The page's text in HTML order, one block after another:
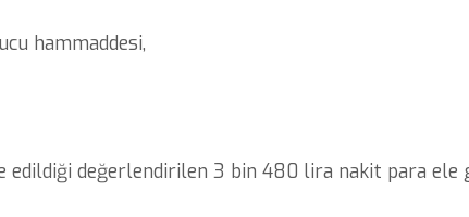
hammaddesi,
edildiği değerlendirilen 3 bin 480 lira nakit para ele